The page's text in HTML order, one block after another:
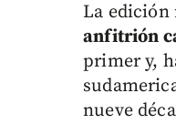
La edición
anfitrión
primer y,
nueve